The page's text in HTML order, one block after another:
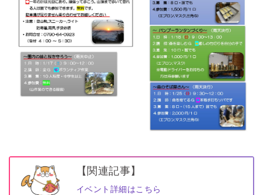
【関連記事】
イベント詳細はこちら